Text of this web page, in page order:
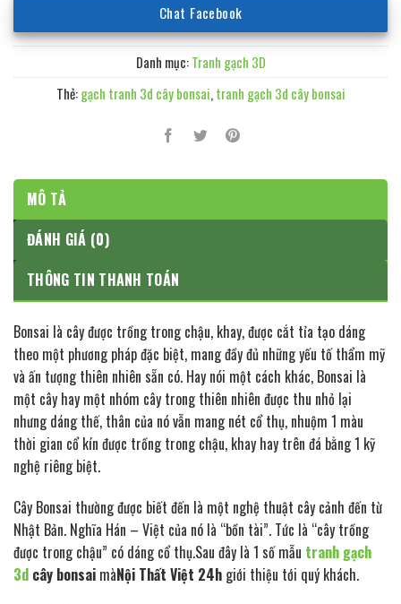
Chat Facebook
Danh mục:Tranh gạch 3D
Thẻ:gạch tranh 3d cây bonsai,tranh gạch 3d cây bonsai
MÔ TẢ
ĐÁNH GIÁ (0)
THÔNG TIN THANH TOÁN
Bonsai là cây được trồng trong chậu, khay, được cắt tỉa tạo dáng
theo một phương pháp đặc biệt, mang đầy đủ những yếu tố thẩm mỹ
và ấn tượng thiên nhiên sẵn có. Hay nói một cách khác, Bonsai là
một cây hay một nhóm cây trong thiên nhiên được thu nhỏ lại
nhưng dáng thế, thân của nó vẫn mang nét cổ thụ, nhuộm 1 màu
thời gian cổ kín được trồng trong chậu, khay hay trên đá bằng 1 kỹ
nghệ riêng biệt.
Cây Bonsai thường được biết đến là một nghệ thuật cây cảnh đến từ
Nhật Bản. Nghĩa Hán – Việt của nó là “bồn tài”. Tức là “cây trồng
được trong chậu” có dáng cổ thụ.Sau đây là 1 số mẫu tranh gạch
3d cây bonsai màNội Thất Việt 24h giới thiệu tới quý khách.